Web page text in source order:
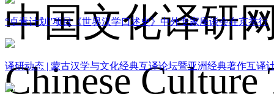
“卓青计划”项目《世界汉学口述史》中外专家座谈会在京举行
译研动态 | 蒙古汉学与文化经典互译论坛暨亚洲经典著作互译
中国文化译研
Chinese